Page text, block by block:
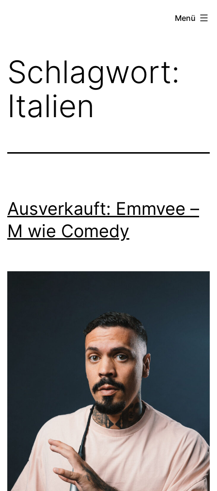
Menü
Schlagwort:
Italien
Ausverkauft: Emmvee –
M wie Comedy